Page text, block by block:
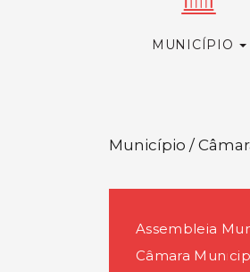
MUNICÍPIO
Município /
Assembleia
Câmara